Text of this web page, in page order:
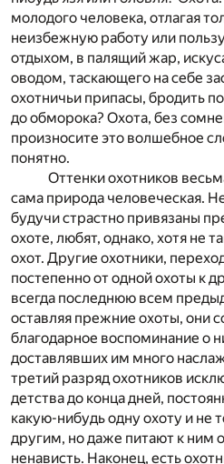
молодого человека, отлагая
неизбежную работу или
отдыхом, в палящий жар,
оводом, таскающего на себе
охотничьи припасы, бродить
до обморока? Охота, без
произносите это волшебное
понятно.
Оттенки охотников
сама природа человеческая.
будучи страстно привязаны
охоте, любят, однако, хотя не
охот. Другие охотники,
постепенно от одной охоты к
всегда последнюю всем
оставляя прежние охоты, они
благодарное воспоминание о
доставлявших им много
третий разряд охотников
детства до конца дней,
какую-нибудь одну охоту и не
другим, но даже питают к ним
ненависть. Наконец, есть